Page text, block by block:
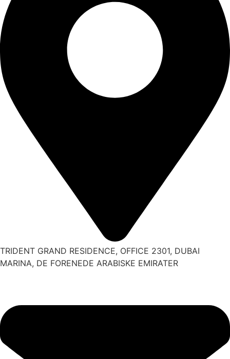
TRIDENT GRAND RESIDENCE, OFFICE 2301, DUBAI
MARINA, DE FORENEDE ARABISKE EMIRATER